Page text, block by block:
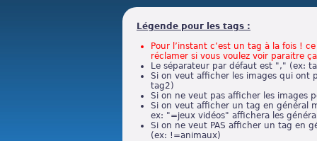
Légende pour les tags :
Pour l’instant c’est un tag à la fois !
réclamer si vous voulez voir paraitre
Le séparateur par défaut est "," (ex:
Si on veut afficher les images qui
tag2)
Si on ne veut pas afficher les images
Si on veut afficher un tag en général
ex: "=jeux vidéos" affichera les
Si on ne veut PAS afficher un tag en
(ex: !=animaux)